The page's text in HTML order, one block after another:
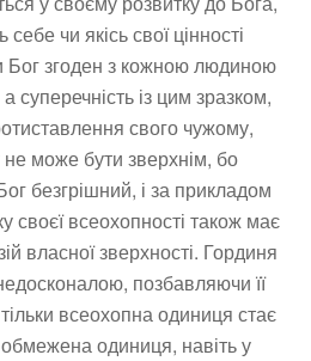
чи якісь свої цінності
Бог згоден з кожною людиною
а суперечність із цим зразком,
свого чужому,
може бути зверхнім, бо
безгрішний, і за прикладом
своєї всеохопності також має
власної зверхності. Гординя
позбавляючи її
всеохопна одиниця стає
обмежена одиниця, навіть у